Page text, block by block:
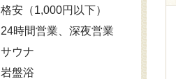
格安（1,000円以下）
24時間営業、深夜営業
サウナ
岩盤浴